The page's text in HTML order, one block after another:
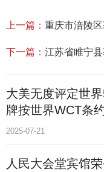
上一篇： 重庆市涪陵
下一篇： 江苏省睢宁
大美无度评定世
牌按世界WCT条
个国家
2025-07-21
人民大会堂宾馆